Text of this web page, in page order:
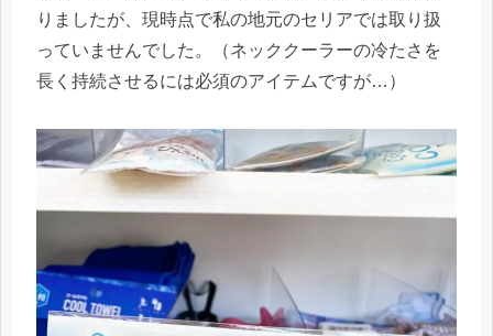
りましたが、現時点で私の地元のセリアでは取り扱
っていませんでした。（ネッククーラーの冷たさを
長く持続させるには必須のアイテムですが…）